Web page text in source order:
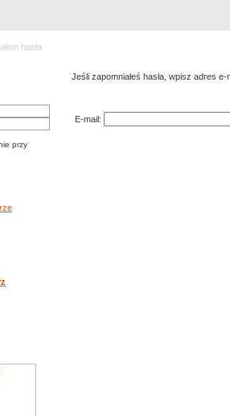
hasła
przy
Jeśli zapomniałeś hasła, wpisz adres
E-mail: